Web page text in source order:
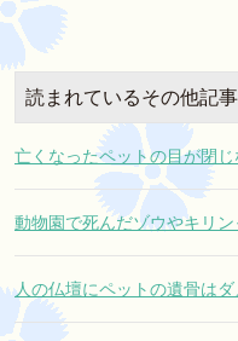
読まれているその他記事
亡くなったペットの目が閉
動物園で死んだゾウやキリ
人の仏壇にペットの遺骨は